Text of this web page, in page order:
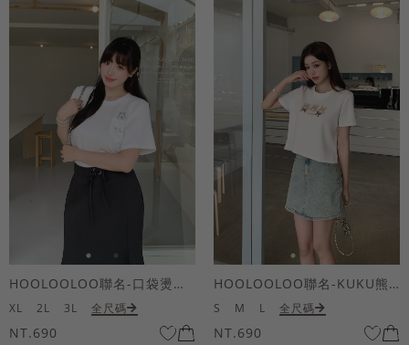
HOOLOOLOO聯名-口袋燙金KUKU熊短袖上衣
XL 2L 3L 全尺碼
NT.690
HOOLOOLOO聯名-KUKU熊蝴蝶結短袖上衣
S M L 全尺碼
NT.690